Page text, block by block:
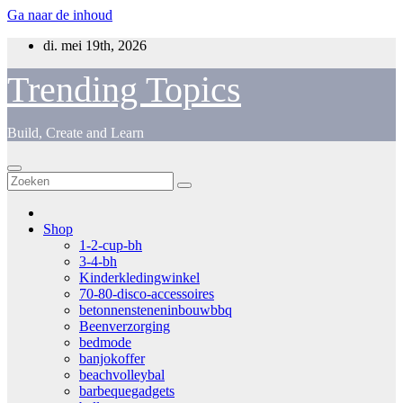
Ga naar de inhoud
di. mei 19th, 2026
Trending Topics
Build, Create and Learn
Shop
1-2-cup-bh
3-4-bh
Kinderkledingwinkel
70-80-disco-accessoires
betonnensteneninbouwbbq
Beenverzorging
bedmode
banjokoffer
beachvolleybal
barbequegadgets